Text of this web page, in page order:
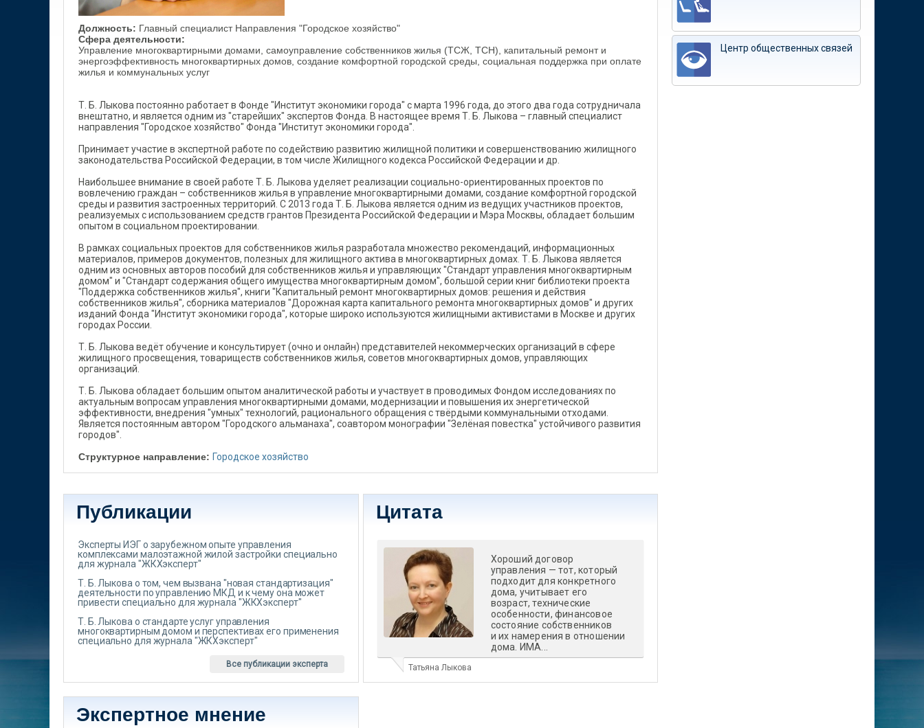
Должность: Главный специалист Направления "Городское хозяйство"
Сфера деятельности:
Управление многоквартирными домами, самоуправление собственников жилья (ТСЖ, ТСН), капитальный ремонт и
энергоэффективность многоквартирных домов, создание комфортной городской среды, социальная поддержка при оплате
жилья и коммунальных услуг
Т. Б. Лыкова постоянно работает в Фонде "Институт экономики города" с марта 1996 года, до этого два года сотрудничала
внештатно, и является одним из "старейших" экспертов Фонда. В настоящее время Т. Б. Лыкова – главный специалист
направления "Городское хозяйство" Фонда "Институт экономики города".
Принимает участие в экспертной работе по содействию развитию жилищной политики и совершенствованию жилищного
законодательства Российской Федерации, в том числе Жилищного кодекса Российской Федерации и др.
Наибольшее внимание в своей работе Т. Б. Лыкова уделяет реализации социально-ориентированных проектов по
вовлечению граждан – собственников жилья в управление многоквартирными домами, создание комфортной городской
среды и развития застроенных территорий. С 2013 года Т. Б. Лыкова является одним из ведущих участников проектов,
реализуемых с использованием средств грантов Президента Российской Федерации и Мэра Москвы, обладает большим
опытом в социальном проектировании.
В рамках социальных проектов для собственников жилья разработала множество рекомендаций, информационных
материалов, примеров документов, полезных для жилищного актива в многоквартирных домах. Т. Б. Лыкова является
одним из основных авторов пособий для собственников жилья и управляющих "Стандарт управления многоквартирным
домом" и "Стандарт содержания общего имущества многоквартирным домом", большой серии книг библиотеки проекта
"Поддержка собственников жилья", книги "Капитальный ремонт многоквартирных домов: решения и действия
собственников жилья", сборника материалов "Дорожная карта капитального ремонта многоквартирных домов" и других
изданий Фонда "Институт экономики города", которые широко используются жилищными активистами в Москве и других
городах России.
Т. Б. Лыкова ведёт обучение и консультирует (очно и онлайн) представителей некоммерческих организаций в сфере
жилищного просвещения, товариществ собственников жилья, советов многоквартирных домов, управляющих
организаций.
Т. Б. Лыкова обладает большим опытом аналитической работы и участвует в проводимых Фондом исследованиях по
актуальным вопросам управления многоквартирными домами, модернизации и повышения их энергетической
эффективности, внедрения "умных" технологий, рационального обращения с твёрдыми коммунальными отходами.
Является постоянным автором "Городского альманаха", соавтором монографии "Зелёная повестка" устойчивого развития
городов".
Структурное направление: Городское хозяйство
Публикации
Эксперты ИЭГ о зарубежном опыте управления
комплексами малоэтажной жилой застройки специально
для журнала "ЖКХэксперт"
Т. Б. Лыкова о том, чем вызвана "новая стандартизация"
деятельности по управлению МКД и к чему она может
привести специально для журнала "ЖКХэксперт"
Т. Б. Лыкова о стандарте услуг управления
многоквартирным домом и перспективах его применения
специально для журнала "ЖКХэксперт"
Все публикации эксперта
Цитата
Хороший договор
управления — тот, который
подходит для конкретного
дома, учитывает его
возраст, технические
особенности, финансовое
состояние собственников
и их намерения в отношении
дома. ИМА...
Татьяна Лыкова
Экспертное мнение
Центр общественных связей